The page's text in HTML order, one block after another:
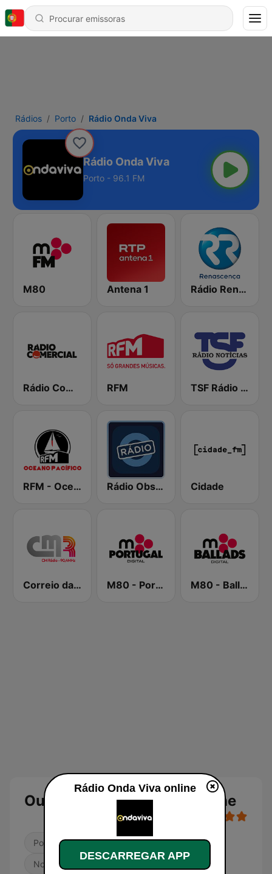
Rádios Porto Rádio Onda Viva
Rádio Onda Viva
Porto - 96.1 FM
M80 Antena 1 Rádio Renascença
Rádio Comercial RFM TSF Rádio Notícias
RFM - Oceano Pacífico Online Rádio Observador Cidade
Correio da Manhã Rádio M80 - Portugal M80 - Ballads
Ouvir Rádio Onda Viva Online
Pop / Top 40 Adulto-Contemporânea
Notícias
Rádio Onda Viva online
DESCARREGAR APP